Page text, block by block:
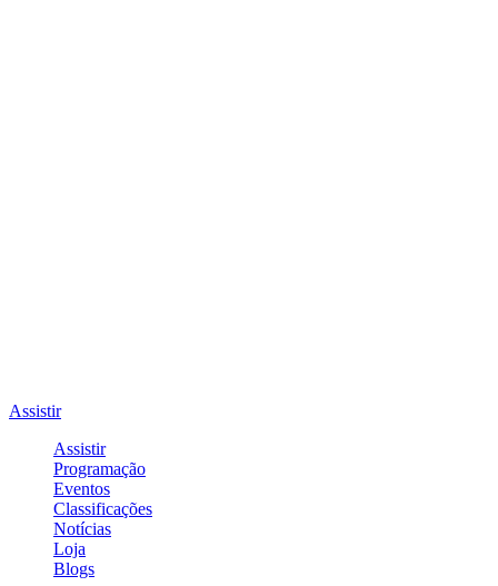
Assistir
Assistir
Programação
Eventos
Classificações
Notícias
Loja
Blogs